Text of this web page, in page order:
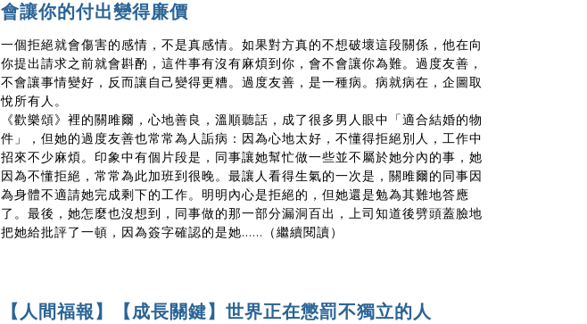
會讓你的付出變得廉價
一個拒絕就會傷害的感情，不是真感情。如果對方真的不想破壞這段關係，他在向
你提出請求之前就會斟酌，這件事有沒有麻煩到你，會不會讓你為難。過度友善，
不會讓事情變好，反而讓自己變得更糟。 過度友善，是一種病。病就病在，企圖取
悅所有人。
《歡樂頌》裡的關雎爾，心地善良，溫順聽話，成了很多男人眼中「適合結婚的物
件」，但她的過度友善也常常為人詬病：因為心地太好，不懂得拒絕別人，工作中
招來不少麻煩。印象中有個片段是，同事讓她幫忙做一些並不屬於她分內的事，她
因為不懂拒絕，常常為此加班到很晚。最讓人看得生氣的一次是，關雎爾的同事因
為身體不適請她完成剩下的工作。明明內心是拒絕的，但她還是勉為其難地答應
了。最後，她怎麼也沒想到，同事做的那一部分漏洞百出，上司知道後劈頭蓋臉地
把她給批評了一頓，因為簽字確認的是她......（繼續閱讀）
【人間福報】【成長關鍵】世界正在懲罰不獨立的人